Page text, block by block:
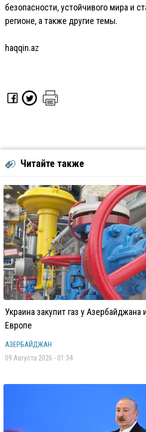
безопасности, устойчивого мира и
регионе, а также другие темы.
haqqin.az
Читайте также
Украина закупит газ у Азербайджана
Европе
АЗЕРБАЙДЖАН
09 Августа 2026 - 01:34